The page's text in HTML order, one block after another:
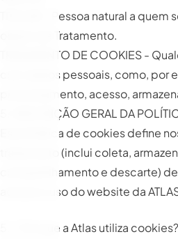
TITULAR - Pessoa natural a
objeto de Tratamento.
TRATAMENTO DE COOKIES -
com dados pessoais, como, por
processamento, acesso,
5. DESCRIÇÃO GERAL DA
Esta Política de cookies define
tratamento (inclui coleta,
compartilhamento e descarte)
acesso e uso do website da
5.1. Por que a Atlas utiliza cookies?